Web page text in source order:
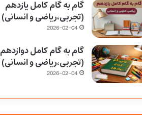
گام به گام کامل یازدهم
(تجربی،ریاضی و انسانی)
2026-02-04
گام به گام کامل دوازدهم
(تجربی،ریاضی و انسانی)
2026-02-04